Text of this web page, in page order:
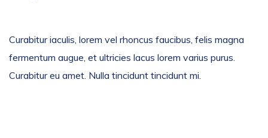
Curabitur iaculis, lorem vel rhoncus faucibus, felis magna
fermentum augue, et ultricies lacus lorem varius purus.
Curabitur eu amet. Nulla tincidunt tincidunt mi.